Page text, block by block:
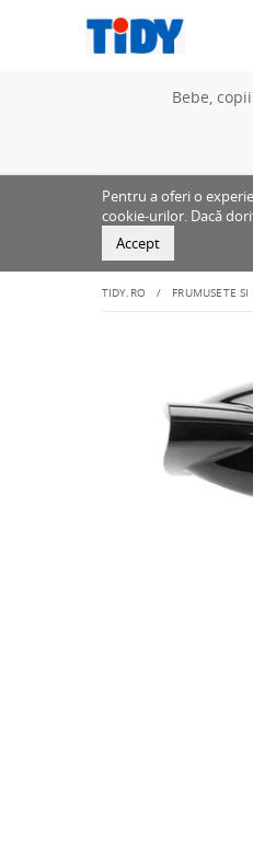
Bebe,
Pentru a oferi o
cookie-urilor. Dacă
Accept
TIDY.RO FRUMUSETE SI